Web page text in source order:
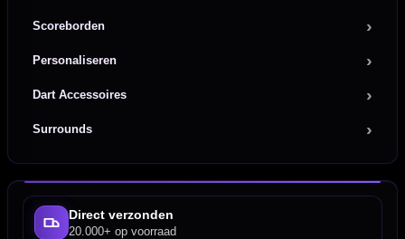
Scoreborden
Personaliseren
Dart Accessoires
Surrounds
Direct verzonden
20.000+ op voorraad